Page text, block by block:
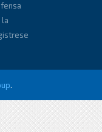
la
.